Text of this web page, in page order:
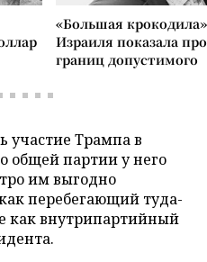
«Большая
Израиля показала
границ допустимого
участие Трампа в
общей партии у него
им выгодно
перебегающий туда-
как внутрипартийный